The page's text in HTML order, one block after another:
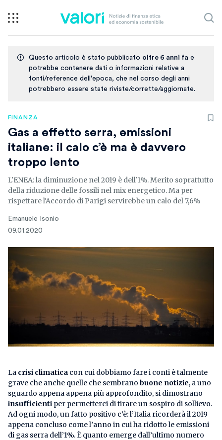
Questo articolo è stato pubblicato oltre 6 anni fa e
potrebbe contenere dati o informazioni relative a
fonti/reference dell'epoca, che nel corso degli anni
potrebbero essere state riviste/corrette/aggiornate.
FINANZA
Gas a effetto serra, emissioni
italiane: il calo c’è ma è davvero
troppo lento
L'ENEA: la diminuzione nel 2019 è dell'1%. Merito soprattutto
della riduzione delle fossili nel mix energetico. Ma per
rispettare l'Accordo di Parigi servirebbe un calo del 7,6%
Emanuele Isonio
09.01.2020
La crisi climatica con cui dobbiamo fare i conti è talmente
grave che anche quelle che sembrano buone notizie, a uno
sguardo appena appena più approfondito, si dimostrano
insufficienti per permetterci di tirare un sospiro di sollievo.
Ad ogni modo, un fatto positivo c’è: l’Italia ricorderà il 2019
appena concluso come l’anno in cui ha ridotto le emissioni
di gas serra dell’1%. È quanto emerge dall’ultimo numero